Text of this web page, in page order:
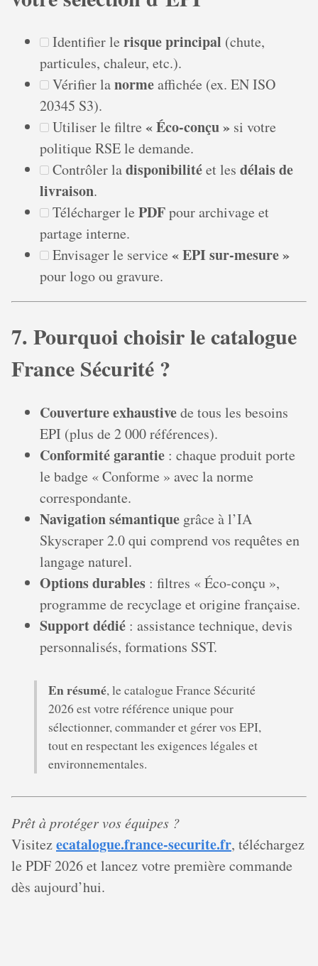
Identifier le risque principal (chute,
particules, chaleur, etc.).
Vérifier lanormeaffichée (ex. EN ISO
20345 S3).
Utiliser le filtre « Éco-conçu » si votre
politique RSE le demande.
Contrôler ladisponibilitéet les délais de
livraison.
Télécharger le PDFpour archivage et
partage interne.
Envisager le service « EPI sur-mesure »
pour logo ou gravure.
7. Pourquoi choisir le catalogue
France Sécurité ?
Couverture exhaustivede tous les besoins
EPI (plus de 2 000 références).
Conformité garantie : chaque produit porte
le badge « Conforme » avec la norme
correspondante.
Navigation sémantique grâce à l’IA
Skyscraper 2.0 qui comprend vos requêtes en
langage naturel.
Options durables : filtres « Éco-conçu »,
programme de recyclage et origine française.
Support dédié : assistance technique, devis
personnalisés, formations SST.
En résumé, le catalogue France Sécurité
2026 est votre référence unique pour
sélectionner, commander et gérer vos EPI,
tout en respectant les exigences légales et
environnementales.
Prêt à protéger vos équipes ?
Visitezecatalogue.france-securite.fr, téléchargez
le PDF 2026 et lancez votre première commande
dès aujourd’hui.